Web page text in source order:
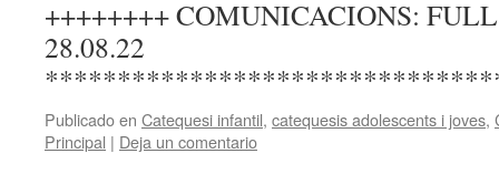
++++++++ COMUNICACIONS:
28.08.22
Publicado en Catequesi infantil, catequesis adolescents i joves,
Principal | Deja un comentario